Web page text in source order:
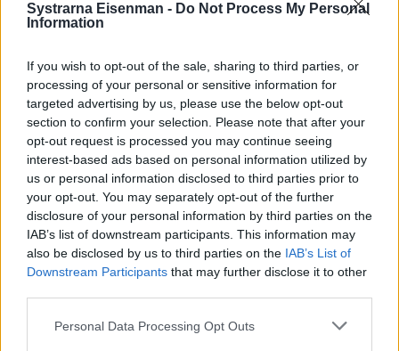
Systrarna Eisenman - Do Not Process My Personal
Information
If you wish to opt-out of the sale, sharing to third parties, or
processing of your personal or sensitive information for
targeted advertising by us, please use the below opt-out
section to confirm your selection. Please note that after your
opt-out request is processed you may continue seeing
interest-based ads based on personal information utilized by
us or personal information disclosed to third parties prior to
your opt-out. You may separately opt-out of the further
disclosure of your personal information by third parties on the
IAB’s list of downstream participants. This information may
also be disclosed by us to third parties on the IAB’s List of
Downstream Participants that may further disclose it to other
Personal Data Processing Opt Outs
0COMMENTS